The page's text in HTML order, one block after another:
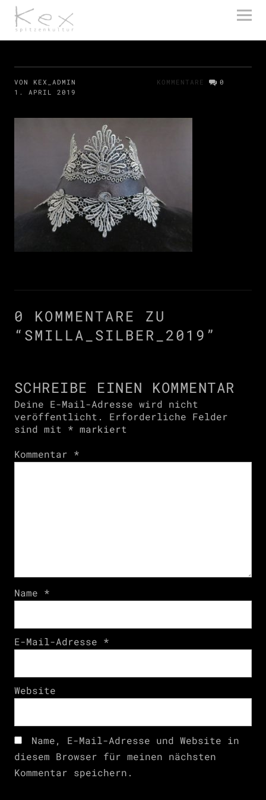
kex spitzenkultur
VON KEX_ADMIN
1. APRIL 2019
KOMMENTARE 0
0 KOMMENTARE ZU
“ SMILLA_SILBER_2019 ”
SCHREIBE EINEN KOMMENTAR
Deine E-Mail-Adresse wird nicht
veröffentlicht.
Erforderliche Felder
sind mit * markiert
Kommentar *
Name *
E-Mail-Adresse *
Website
Name, E-Mail-Adresse und Website in
diesem Browser für meinen nächsten
Kommentar speichern.